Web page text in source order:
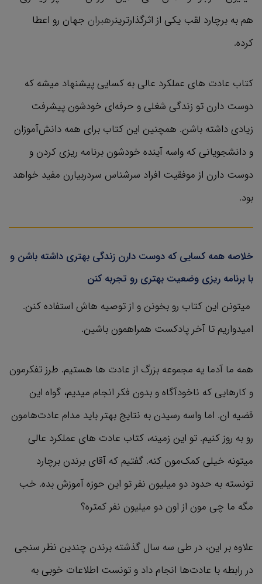
هم به برچارد لقب یکی از اثرگذارترینرهبران جهان رو اعطا
کرده.
کتاب عادت های عملکرد عالی به کسایی پیشنهاد میشه که
دوست دارن تو زندگی شغلی و حرفه‌ای خودشون پیشرفت
زیادی داشته باشن. همچنین این کتاب برای همه دانش‌آموزان
و دانشجویانی که واسه آینده خودشون برنامه ریزی کردن و
دوست دارن از موفقیت افراد سرشناس سردربیارن مفید خواهد
بود.
خلاصه همه کسایی که دوست دارن زندگی بهتری داشته باشن و
با برنامه ریزی وضعیت بهتری رو تجربه کنن
میتونن این کتاب رو بخونن و از توصیه هاش استفاده کنن.
امیدواریم تا آخر پادکست همراهمون باشین.
همه ما آدما یه مجموعه بزرگ از عادت ها هستیم. طرز تفکرمون
و کارهایی که ناخودآگاه و بدون فکر انجام میدیم، گواه این
قضیه ان. اما واسه رسیدن به نتایج بهتر باید مدام عادت‌هامون
رو به روز کنیم. تو این زمینه، کتاب عادت های عملکرد عالی
میتونه خیلی کمک‌مون کنه. گفتیم که آقای برندن برچارد
تونسته به حدود دو میلیون نفر تو این حوزه آموزش بده. خب
مگه ما چی مون از اون دو میلیون نفر کمتره؟
علاوه بر این، در طی سه سال گذشته برندن چندین نظر سنجی
در رابطه با عادت‌ها انجام داد و تونست اطلاعات خوبی به